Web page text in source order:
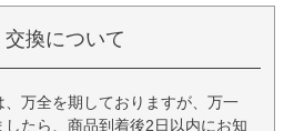
交換について
万全を期しておりますが、万一
たら、商品到着後2日以内にお知